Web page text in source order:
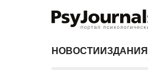
НОВОСТИ ИЗДАНИЯ